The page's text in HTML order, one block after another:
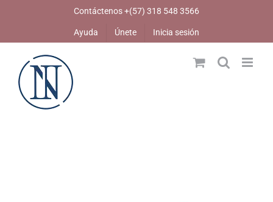
Contáctenos +(57) 318 548 3566
Ayuda Únete Inicia sesión